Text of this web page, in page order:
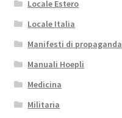
Locale Estero
Locale Italia
Manifesti di propaganda
Manuali Hoepli
Medicina
Militaria